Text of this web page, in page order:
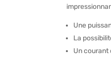
Une
La
Un courant